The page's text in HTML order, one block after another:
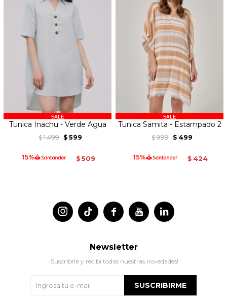
Tunica Inachu - Verde Agua
$ 1.499 $ 599
$ 509
Tunica Samita - Estampado 2
$ 999 $ 499
$ 424
 
 
Newsletter
¡Suscribite y recibí todas nuestras novedades!
SUSCRIBIRME